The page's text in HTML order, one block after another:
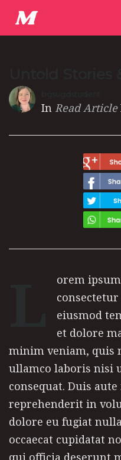
In Read Article
orem
eiusmod
et dolore
minim veniam, quis
ullamco laboris nisi
consequat. Duis
reprehenderit in
dolore eu fugiat
occaecat cupidatat